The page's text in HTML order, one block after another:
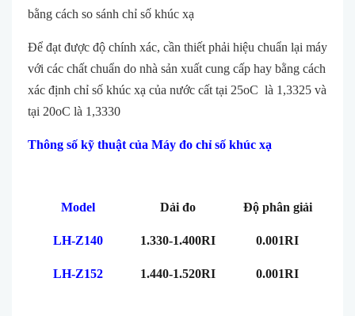
bằng cách so sánh chỉ số khúc xạ
Để đạt được độ chính xác, cần thiết phải hiệu chuẩn lại máy
với các chất chuẩn do nhà sản xuất cung cấp hay bằng cách
xác định chỉ số khúc xạ của nước cất tại 25oC là 1,3325 và
tại 20oC là 1,3330
Thông số kỹ thuật của Máy đo chỉ số khúc xạ
Model Dải đo Độ phân giải
LH-Z140 1.330-1.400RI 0.001RI
LH-Z152 1.440-1.520RI 0.001RI